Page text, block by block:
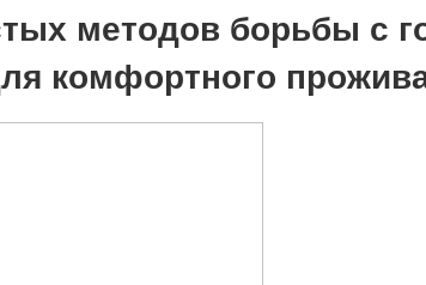
методов борьбы с
комфортного